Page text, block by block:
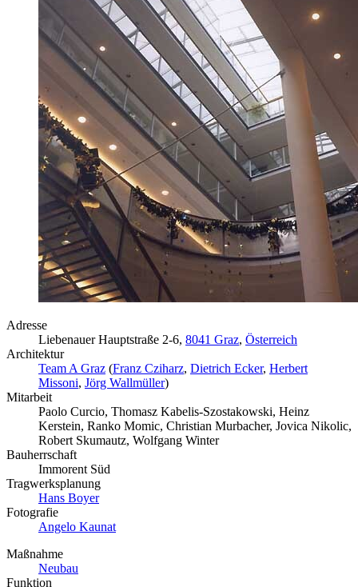
Adresse
Liebenauer Hauptstraße 2-6, 8041 Graz, Österreich
Architektur
Team A Graz (Franz Cziharz, Dietrich Ecker, Herbert
Missoni, Jörg Wallmüller)
Mitarbeit
Paolo Curcio, Thomasz Kabelis-Szostakowski, Heinz
Kerstein, Ranko Momic, Christian Murbacher, Jovica Nikolic,
Robert Skumautz, Wolfgang Winter
Bauherrschaft
Immorent Süd
Tragwerksplanung
Hans Boyer
Fotografie
Angelo Kaunat
Maßnahme
Neubau
Funktion